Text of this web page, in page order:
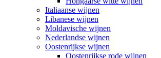
Italiaanse wijnen
Libanese wijnen
Moldavische wijnen
Nederlandse wijnen
Oostenrijkse wijnen
Oostenrijkse rode wijnen